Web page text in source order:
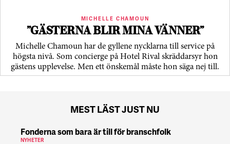
MICHELLE CHAMOUN
”GÄSTERNA BLIR MINA VÄNNER”
Michelle Chamoun har de gyllene nycklarna till service på
högsta nivå. Som concierge på Hotel Rival skräddarsyr hon
gästens upp­levelse. Men ett önskemål måste hon säga nej till.
MEST LÄST JUST NU
Fonderna som bara är till för branschfolk
NYHETER